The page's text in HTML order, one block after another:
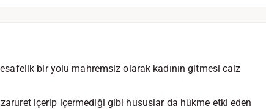
bir yolu mahremsiz olarak kadının gitmesi caiz
içerip içermediği gibi hususlar da hükme etki eden